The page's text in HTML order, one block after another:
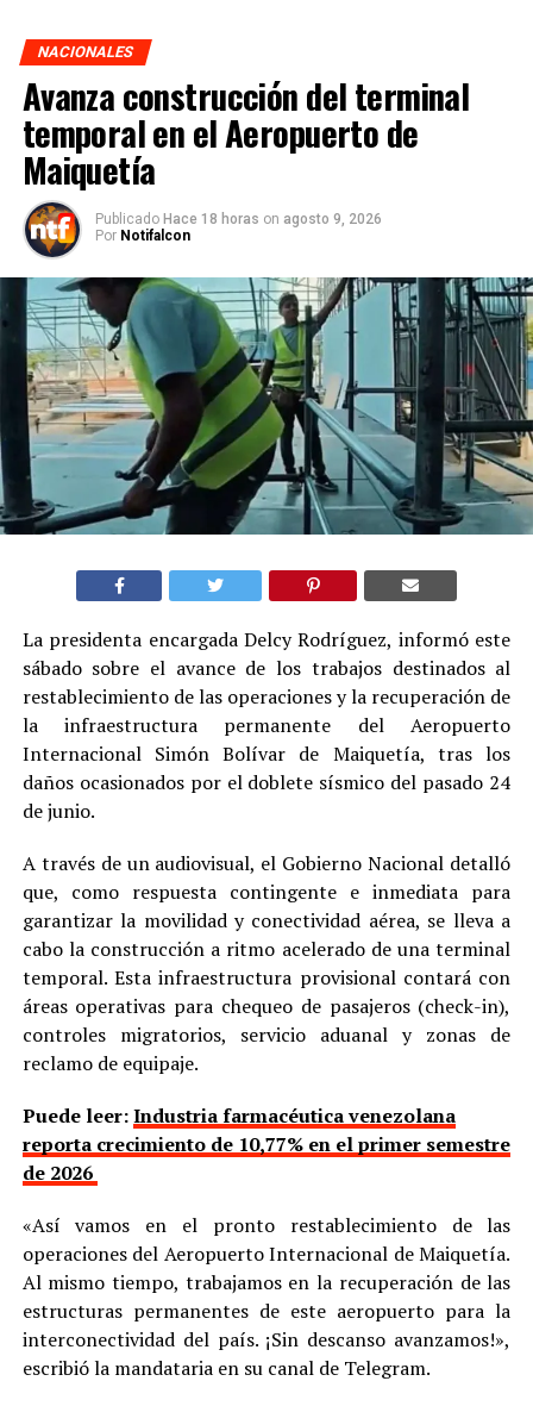
NACIONALES
Avanza construcción del terminal
temporal en el Aeropuerto de
Maiquetía
Publicado Hace 18 horas on agosto 9, 2026
Por Notifalcon
La presidenta encargada Delcy Rodríguez, informó este
sábado sobre el avance de los trabajos destinados al
restablecimiento de las operaciones y la recuperación de
la infraestructura permanente del Aeropuerto
Internacional Simón Bolívar de Maiquetía, tras los
daños ocasionados por el doblete sísmico del pasado 24
de junio.
A través de un audiovisual, el Gobierno Nacional detalló
que, como respuesta contingente e inmediata para
garantizar la movilidad y conectividad aérea, se lleva a
cabo la construcción a ritmo acelerado de una terminal
temporal. Esta infraestructura provisional contará con
áreas operativas para chequeo de pasajeros (check-in),
controles migratorios, servicio aduanal y zonas de
reclamo de equipaje.
Puede leer:Industria farmacéutica venezolana
reporta crecimiento de 10,77% en el primer semestre
de 2026
«Así vamos en el pronto restablecimiento de las
operaciones del Aeropuerto Internacional de Maiquetía.
Al mismo tiempo, trabajamos en la recuperación de las
estructuras permanentes de este aeropuerto para la
interconectividad del país. ¡Sin descanso avanzamos!»,
escribió la mandataria en su canal de Telegram.